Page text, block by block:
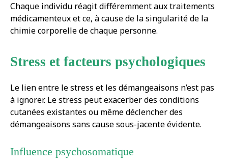
Chaque individu réagit différemment aux traitements
médicamenteux et ce, à cause de la singularité de la
chimie corporelle de chaque personne.
Stress et facteurs psychologiques
Le lien entre le stress et les démangeaisons n’est pas
à ignorer. Le stress peut exacerber des conditions
cutanées existantes ou même déclencher des
démangeaisons sans cause sous-jacente évidente.
Influence psychosomatique